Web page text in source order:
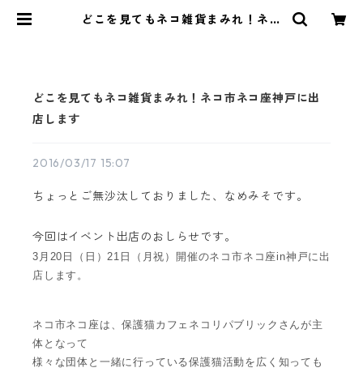
どこを見てもネコ雑貨まみれ！ネコ
どこを見てもネコ雑貨まみれ！ネコ市ネコ座神戸に出
店します
2016/03/17 15:07
ちょっとご無沙汰しておりました、なめみそです。
今回はイベント出店のおしらせです。
3月20日（日）21日（月祝）開催のネコ市ネコ座in神戸に出
店します。
ネコ市ネコ座は、保護猫カフェネコリパブリックさんが主
体となって
様々な団体と一緒に行っている保護猫活動を広く知っても